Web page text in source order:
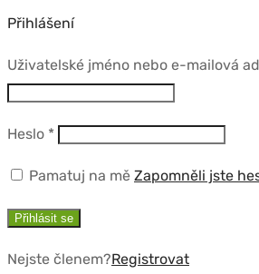
Přihlášení
Uživatelské jméno nebo e-mailová
Heslo *Povinné
Pamatuj na mě Zapomněli jste
Přihlásit se
Nejste členem?Registrovat